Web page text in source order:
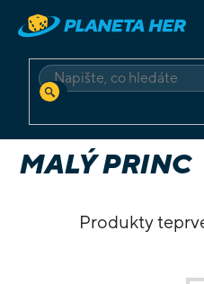
HLEDAT
MALÝ PRINC
Produkty